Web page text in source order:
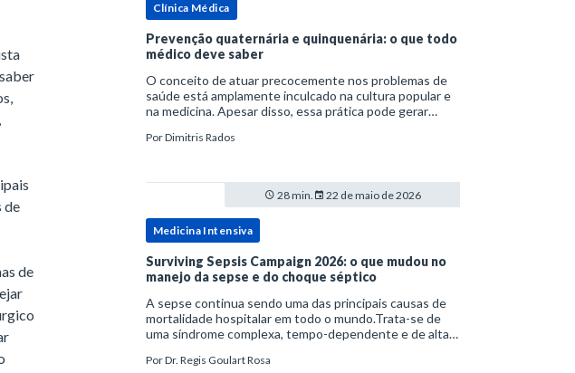
de
de
Clínica Médica
Prevenção quaternária e quinquenária: o que todo
médico deve saber
O conceito de atuar precocemente nos problemas de
saúde está amplamente inculcado na cultura popular e
na medicina. Apesar disso, essa prática pode gerar
tratamentos podem advir de prevenção excessiva
PorDimitris Rados
28 min. 22 de maio de 2026
Medicina Intensiva
Surviving Sepsis Campaign 2026: o que mudou no
manejo da sepse e do choque séptico
A sepse continua sendo uma das principais causas de
mortalidade hospitalar em todo o mundo.Trata-se de
uma síndrome complexa, tempo-dependente e de alta
manejo estruturado são determinantes para o desfe
PorDr. Regis Goulart Rosa